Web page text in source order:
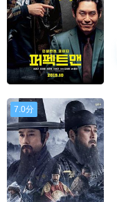
7.0分